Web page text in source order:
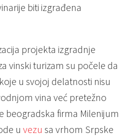
biti izgrađena
projekta izgradnje
vinski turizam su počele da
u svojoj delatnosti nisu
vina već pretežno
beogradska firma Milenijum
u vezu sa vrhom Srpske